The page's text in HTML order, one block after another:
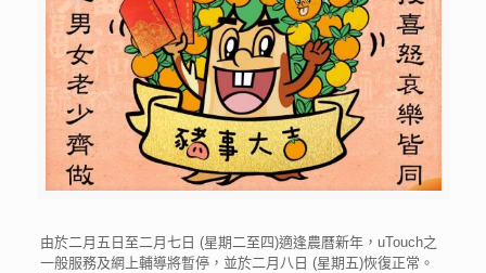
由於二月五日至二月七日 (星期二至四)適逢農曆新年，uTouch之
一般服務及網上輔導將暫停，並於二月八日 (星期五)恢復正常。